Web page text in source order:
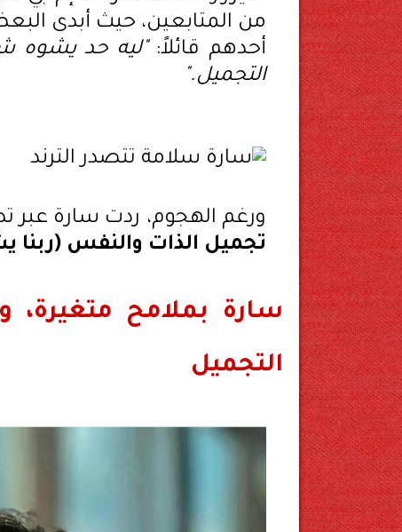
من المتابعين، حيث أبدى
أحدهم قائلاً:"ليه حد يشوه
التجميل."
ورغم الهجوم، ردت سارة عبر
تجميل الذات والنفس
سارة بملامح
التجميل